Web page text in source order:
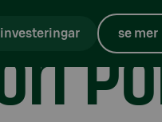
se mer